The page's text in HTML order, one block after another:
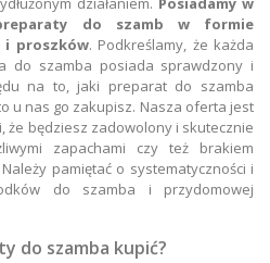
do szamb w formie
i proszków. Podkreślamy, że każda
do szamba posiada sprawdzony i
na to, jaki preparat do szamba
u nas go zakupisz. Nasza oferta jest
że będziesz zadowolony i skutecznie
zapachami czy też brakiem
pamiętać o systematyczności i
do szamba i przydomowej
do szamba kupić?